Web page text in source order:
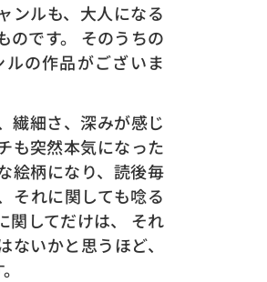
ンルも、大人になる
のです。 そのうちの
の作品がございま
繊細さ、深みが感じ
も突然本気になった
絵柄になり、読後毎
それに関しても唸る
関してだけは、 それ
いかと思うほど、